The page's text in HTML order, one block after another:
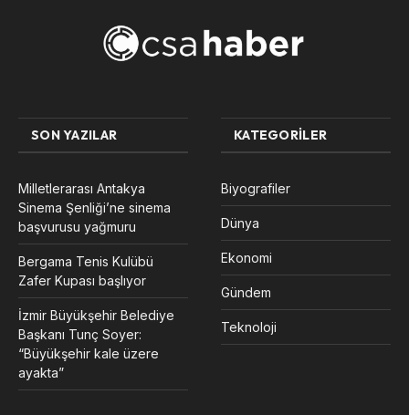
SON YAZILAR
Milletlerarası Antakya
Sinema Şenliği’ne sinema
başvurusu yağmuru
Bergama Tenis Kulübü
Zafer Kupası başlıyor
İzmir Büyükşehir Belediye
Başkanı Tunç Soyer:
“Büyükşehir kale üzere
ayakta”
KATEGORILER
Biyografiler
Dünya
Ekonomi
Gündem
Teknoloji